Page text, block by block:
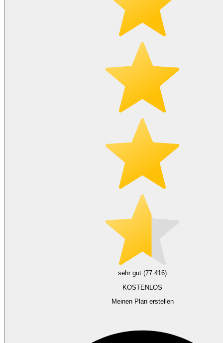
sehr gut (77.416)
KOSTENLOS
Meinen Plan erstellen